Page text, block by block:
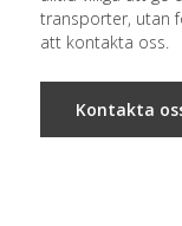
transporter, utan
att kontakta oss.​
Kontakta